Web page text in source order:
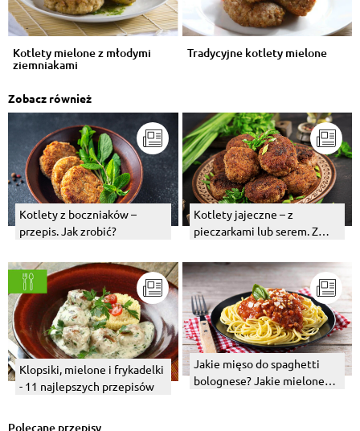
Kotlety mielone z młodymi
ziemniakami
Tradycyjne kotlety mielone
Zobacz również
Kotlety z boczniaków –
przepis. Jak zrobić?
Kotlety jajeczne – z
pieczarkami lub serem. Z
Klopsiki, mielone i frykadelki
- 11 najlepszych przepisów
Jakie mięso do spaghetti
bolognese? Jakie mielone
Polecane przepisy